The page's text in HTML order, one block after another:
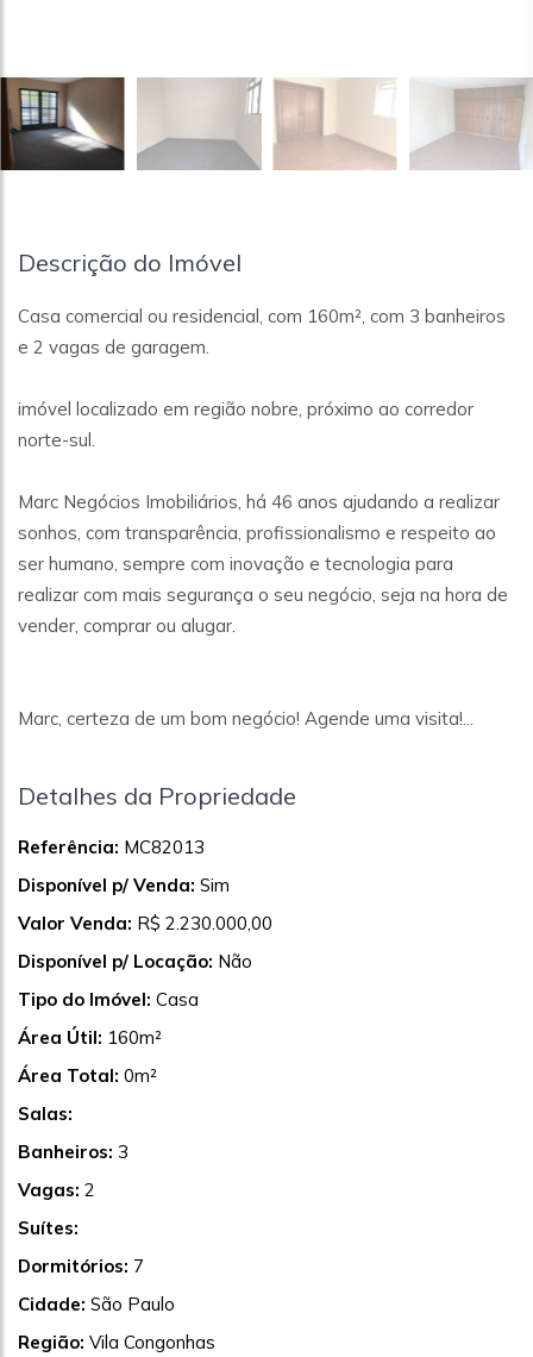
Descrição do Imóvel
Casa comercial ou residencial, com 160m², com 3 banheiros
e 2 vagas de garagem.
imóvel localizado em região nobre, próximo ao corredor
norte-sul.
Marc Negócios Imobiliários, há 46 anos ajudando a realizar
sonhos, com transparência, profissionalismo e respeito ao
ser humano, sempre com inovação e tecnologia para
realizar com mais segurança o seu negócio, seja na hora de
vender, comprar ou alugar.
Marc, certeza de um bom negócio! Agende uma visita!...
Detalhes da Propriedade
Referência: MC82013
Disponível p/ Venda: Sim
Valor Venda: R$ 2.230.000,00
Disponível p/ Locação: Não
Tipo do Imóvel: Casa
Área Útil: 160m²
Área Total: 0m²
Salas:
Banheiros: 3
Vagas: 2
Suítes:
Dormitórios: 7
Cidade: São Paulo
Região: Vila Congonhas